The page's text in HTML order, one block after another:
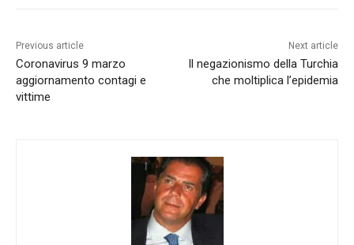
Previous article
Coronavirus 9 marzo
aggiornamento contagi e
vittime
Next article
Il negazionismo della Turchia
che moltiplica l’epidemia